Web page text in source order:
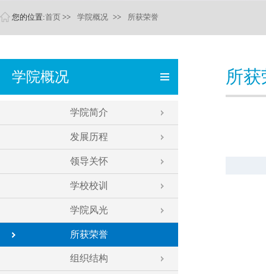
您的位置:首页 >> 学院概况 >> 所获荣誉
学院概况
学院简介
发展历程
领导关怀
学校校训
学院风光
所获荣誉
组织结构
所